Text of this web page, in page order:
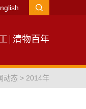
清物百年
动态 > 2014年